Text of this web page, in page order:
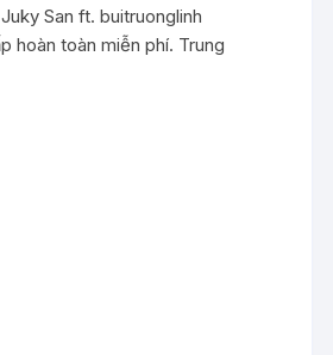
San ft. buitruonglinh
hoàn toàn miễn phí. Trung